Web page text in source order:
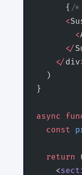
      {
/*
      <
        <
      </
    </
div
  )
}
async
  const
  return
    <